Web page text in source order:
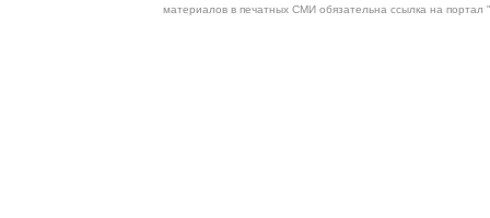
материалов в печатных СМИ обязательна ссылка на